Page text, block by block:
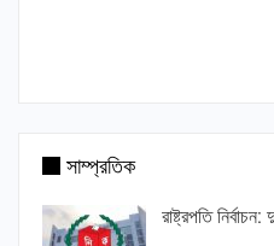
সাম্প্রতিক
রাষ্ট্রপতি